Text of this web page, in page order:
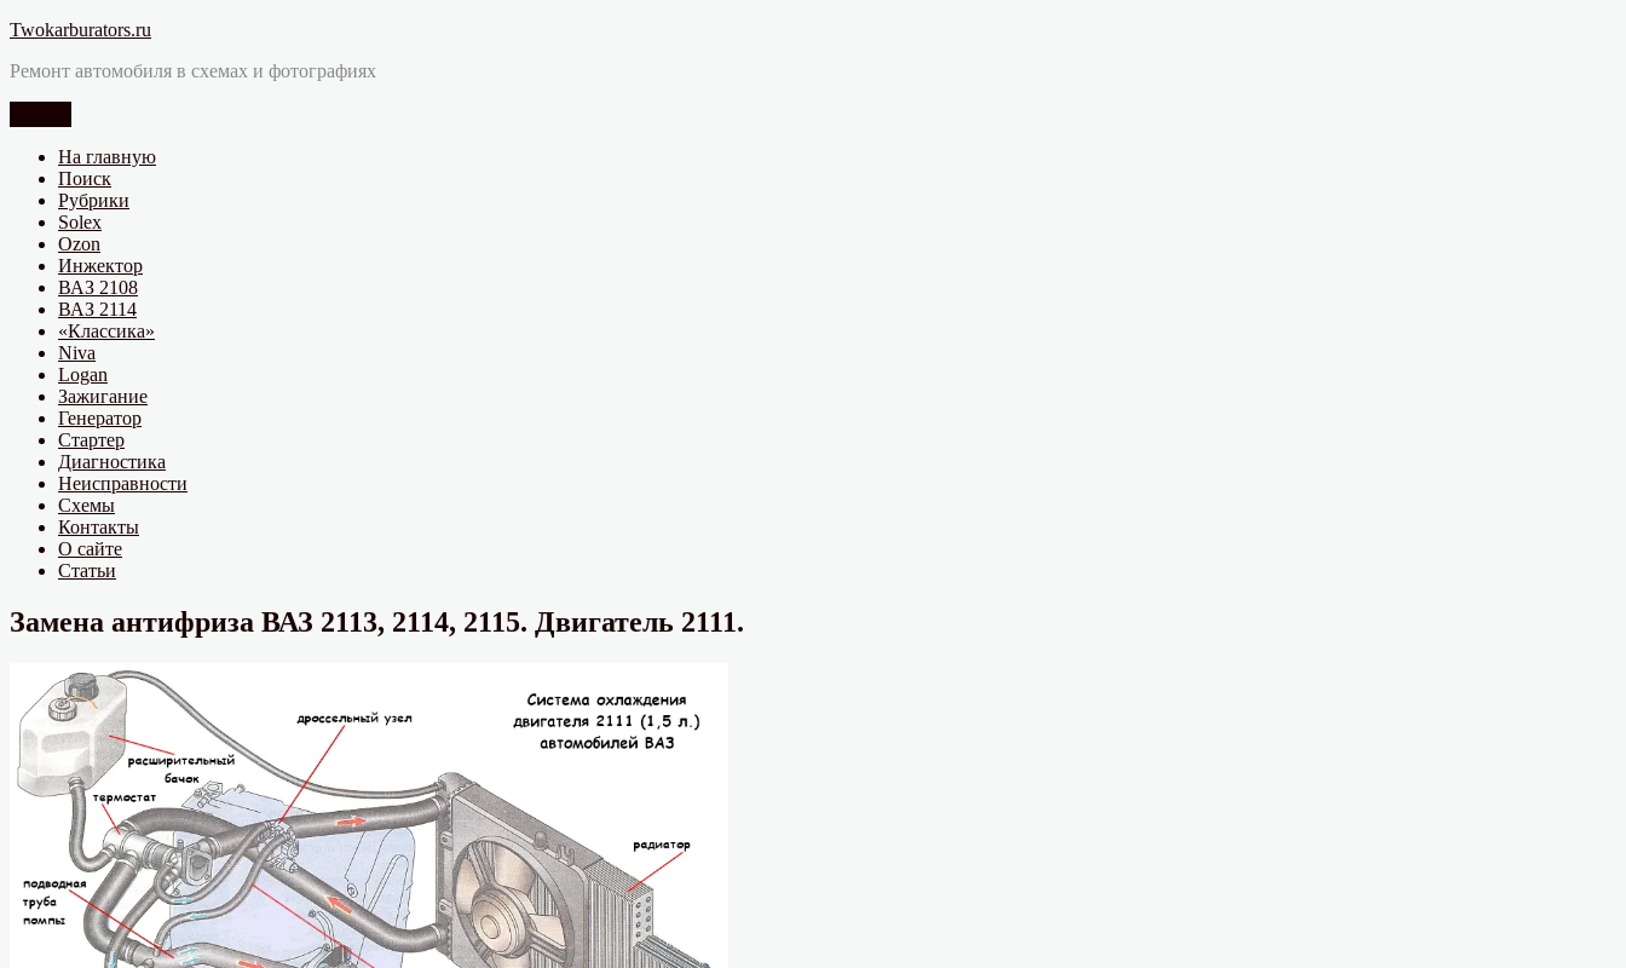
Перейти
содержимому
Twokarburators.ru
Ремонт автомобиля в схемах и фотографиях
На главную
Поиск
Рубрики
Solex
Ozon
Инжектор
ВАЗ 2108
ВАЗ 2114
«Классика»
Niva
Logan
Зажигание
Генератор
Стартер
Диагностика
Неисправности
Схемы
Контакты
О сайте
Статьи
Замена антифриза ВАЗ 2113, 2114, 2115. Двигатель 2111.